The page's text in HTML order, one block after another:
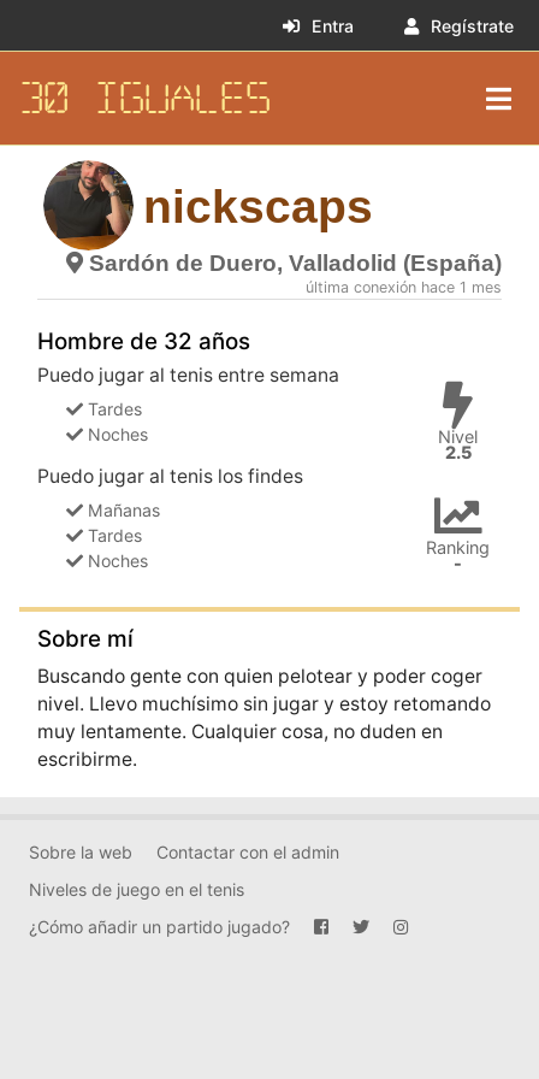
Entra Regístrate
30 IGUALES
nickscaps
Sardón de Duero, Valladolid (España)
última conexión hace 1 mes
Hombre de 32 años
Puedo jugar al tenis entre semana
Tardes
Noches
Puedo jugar al tenis los findes
Mañanas
Tardes
Noches
Nivel
2.5
Ranking
-
Sobre mí
Buscando gente con quien pelotear y poder coger
nivel. Llevo muchísimo sin jugar y estoy retomando
muy lentamente. Cualquier cosa, no duden en
escribirme.
Sobre la web
Contactar con el admin
Niveles de juego en el tenis
¿Cómo añadir un partido jugado?